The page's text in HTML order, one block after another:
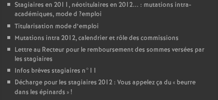
Stagiaires en 2011, néotitulaires en 2012... : mutations intra-
académiques, mode d ?emploi
Titularisation mode d’emploi
Mutations intra 2012, calendrier et rôle des commissions
Lettre au Recteur pour le remboursement des sommes versées par
les stagiaires
Infos brèves stagiaires n°11
Décharge pour les stagiaires 2012 : Vous appelez ça du « beurre
dans les épinards »!